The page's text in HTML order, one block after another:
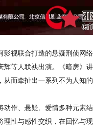
视联合打造的悬疑刑侦网
等人联袂出演。《暗房》
而牵扯出一系列不为人知的
作、悬疑、爱情多种元素结
性与感性交织，在回忆与